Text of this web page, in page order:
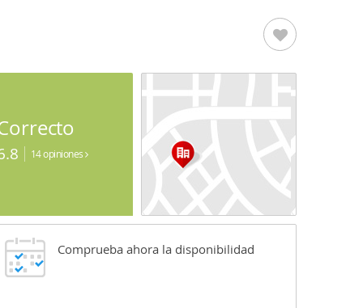
14 opiniones
Comprueba ahora la disponibilidad